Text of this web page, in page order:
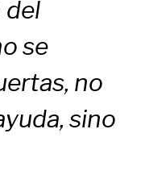
del
se
no
sino